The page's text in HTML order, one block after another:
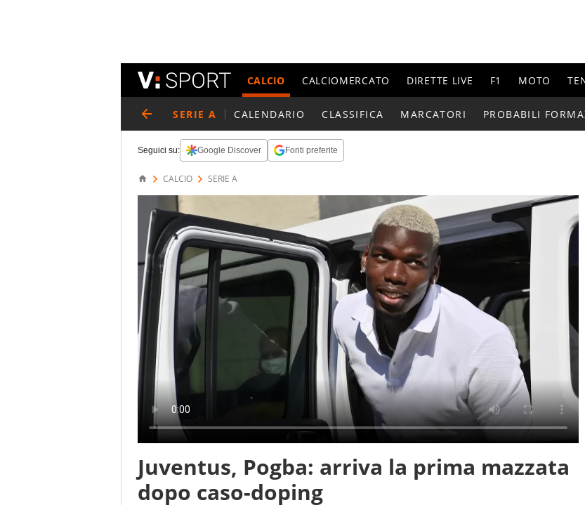
CALCIO CALCIOMERCATO DIRETTE LIVE F1 MOTO
SERIE A CALENDARIO CLASSIFICA MARCATORI PROBABILI
Seguici su: Google Discover Fonti preferite
CALCIO SERIE A
Juventus, Pogba: arriva la prima mazzata
dopo caso-doping